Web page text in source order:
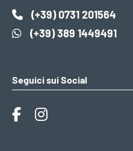
(+39) 0731 201564
(+39) 389 1449491
Seguici sui Social